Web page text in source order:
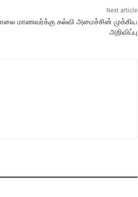
Next article
மாணவர்க்கு கல்வி அமைச்சின் முக்கிய
அறிவிப்பு